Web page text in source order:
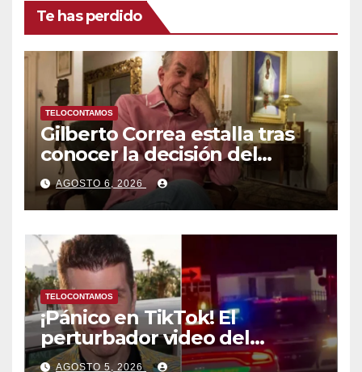
Te has perdido
TELOCONTAMOS
Gilberto Correa estalla tras
conocer la decisión del
tribunal en su caso
AGOSTO 6, 2026
TELOCONTAMOS
¡Pánico en TikTok! El
perturbador video del
famoso influencer Perez
AGOSTO 5, 2026